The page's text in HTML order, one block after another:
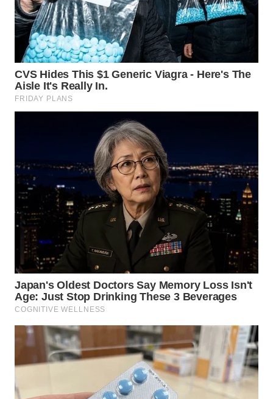
DAIRI
WN
DANAU
TOBA
WN
NIAS
WN
TAPANULI
SELATAN
WN
TANJUNG
LESUNG
WN
KARO
WN
SIMALUNGUN
WN